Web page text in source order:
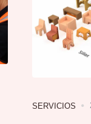
SERVICIOS